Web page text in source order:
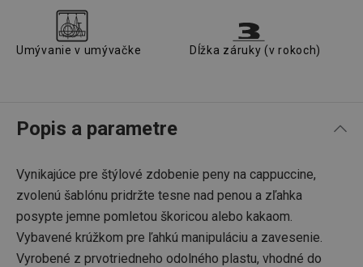
Umývanie v umývačke Dĺžka záruky (v rokoch)
Popis a parametre
Vynikajúce pre štýlové zdobenie peny na cappuccine,
zvolenú šablónu pridržte tesne nad penou a zľahka
posypte jemne pomletou škoricou alebo kakaom.
Vybavené krúžkom pre ľahkú manipuláciu a zavesenie.
Vyrobené z prvotriedneho odolného plastu, vhodné do